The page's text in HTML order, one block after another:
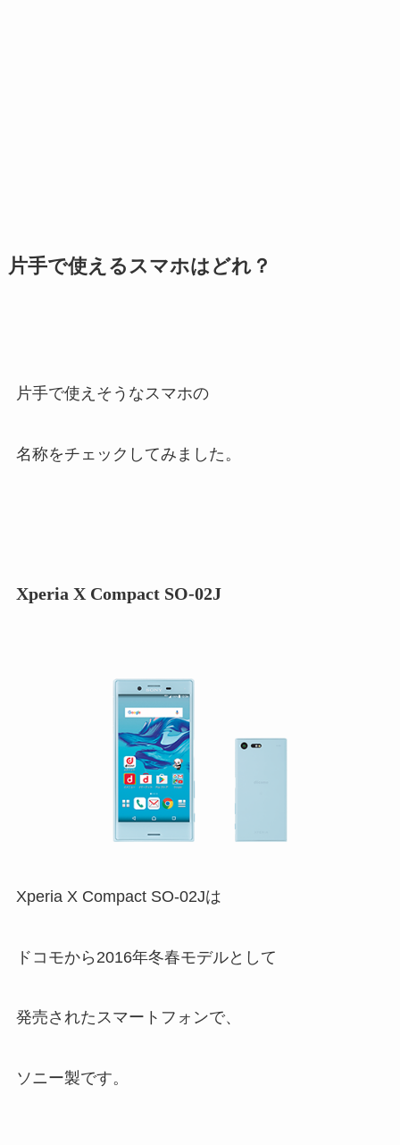
片手で使えるスマホはどれ？
片手で使えそうなスマホの
名称をチェックしてみました。
Xperia X Compact SO-02J
Xperia X Compact SO-02Jは
ドコモから2016年冬春モデルとして
発売されたスマートフォンで、
ソニー製です。